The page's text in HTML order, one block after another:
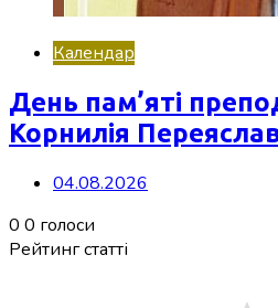
Календар
День пам’яті
Корнилія
04.08.2026
0 0 голоси
Рейтинг статті